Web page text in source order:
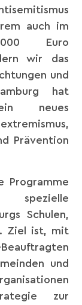
auch im
Euro
wir das
und
hat
neues
Prävention
Programme
Schulen,
Ziel ist, mit
und
zur